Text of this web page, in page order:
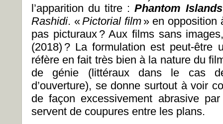
l’apparition du titre :Phantom Islands
Rashidi. «Pictorial film» en opposition
pas picturaux ? Aux films sans
(2018) ? La formulation est peut-être
réfère en fait très bien à la nature du
de génie (littéraux dans le cas
d’ouverture), se donne surtout à voir
de façon excessivement abrasive
servent de coupures entre les plans.